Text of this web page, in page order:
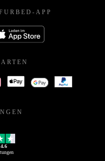
APP
4.6